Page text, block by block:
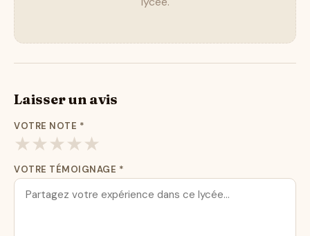
Laisser un avis
VOTRE NOTE *
★★★★★
VOTRE TÉMOIGNAGE *